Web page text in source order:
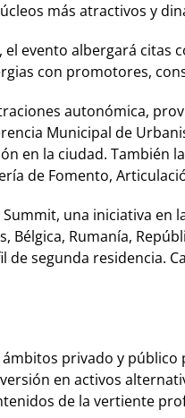
más atractivos y
evento albergará citas
con promotores,
autonómica,
Municipal de
la ciudad. También
de Fomento,
una iniciativa en
Rumanía,
segunda residencia.
privado y
en activos
de la vertiente